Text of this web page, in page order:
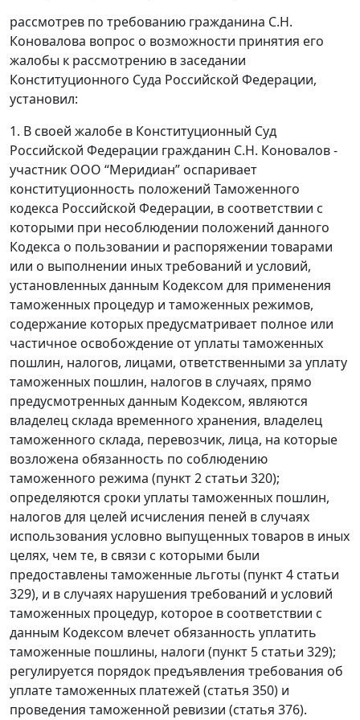
рассмотрев по требованию гражданина С.Н.
Коновалова вопрос о возможности принятия его
жалобы к рассмотрению в заседании
Конституционного Суда Российской Федерации,
установил:
1. В своей жалобе в Конституционный Суд
Российской Федерации гражданин С.Н. Коновалов -
участник ООО “Меридиан” оспаривает
конституционность положений Таможенного
кодекса Российской Федерации, в соответствии с
которыми при несоблюдении положений данного
Кодекса о пользовании и распоряжении товарами
или о выполнении иных требований и условий,
установленных данным Кодексом для применения
таможенных процедур и таможенных режимов,
содержание которых предусматривает полное или
частичное освобождение от уплаты таможенных
пошлин, налогов, лицами, ответственными за уплату
таможенных пошлин, налогов в случаях, прямо
предусмотренных данным Кодексом, являются
владелец склада временного хранения, владелец
таможенного склада, перевозчик, лица, на которые
возложена обязанность по соблюдению
таможенного режима (пункт 2 статьи 320);
определяются сроки уплаты таможенных пошлин,
налогов для целей исчисления пеней в случаях
использования условно выпущенных товаров в иных
целях, чем те, в связи с которыми были
предоставлены таможенные льготы (пункт 4 статьи
329), и в случаях нарушения требований и условий
таможенных процедур, которое в соответствии с
данным Кодексом влечет обязанность уплатить
таможенные пошлины, налоги (пункт 5 статьи 329);
регулируется порядок предъявления требования об
уплате таможенных платежей (статья 350) и
проведения таможенной ревизии (статья 376).